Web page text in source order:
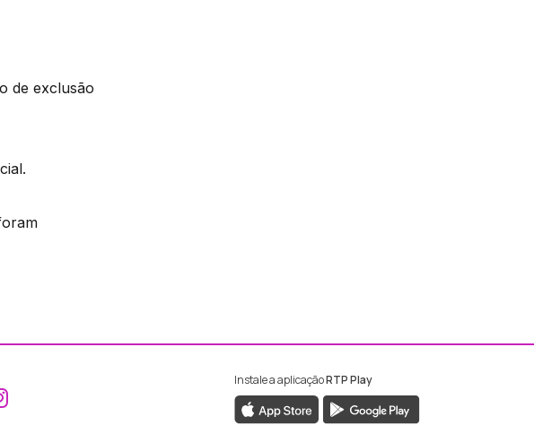
de exclusão
ao Facebook da RTP Madeira
Aceder ao Instagram da RTP Madeira
Instale a aplicaçãoRTP Play